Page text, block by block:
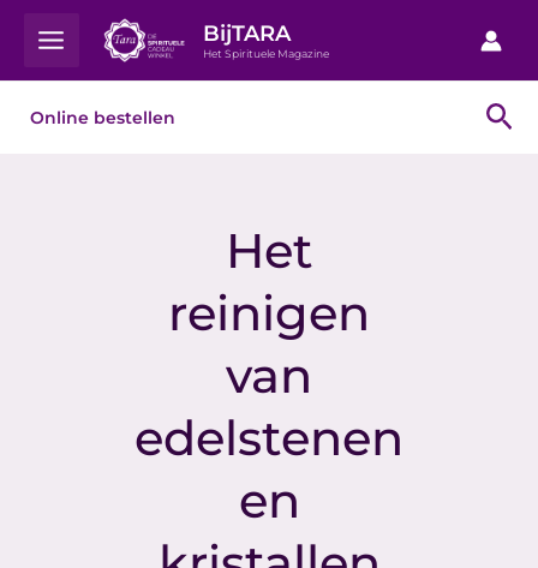
BijTARA
Het Spirituele Magazine
Online bestellen
Het
reinigen
van
edelstenen
en